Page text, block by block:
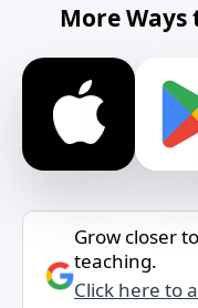
More Ways
Grow closer
teaching.
Click here to